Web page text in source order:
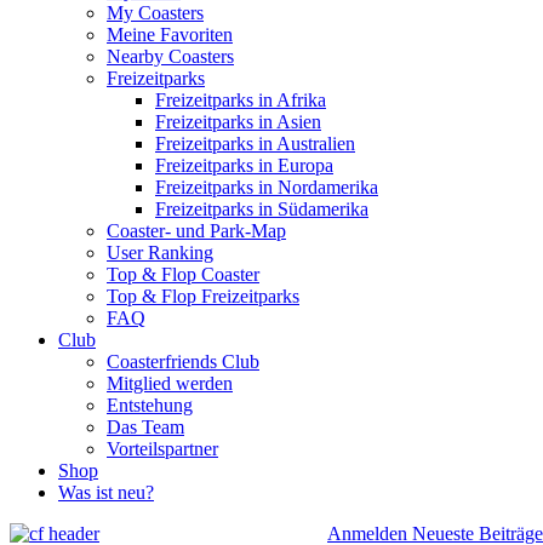
My Coasters
Meine Favoriten
Nearby Coasters
Freizeitparks
Freizeitparks in Afrika
Freizeitparks in Asien
Freizeitparks in Australien
Freizeitparks in Europa
Freizeitparks in Nordamerika
Freizeitparks in Südamerika
Coaster- und Park-Map
User Ranking
Top & Flop Coaster
Top & Flop Freizeitparks
FAQ
Club
Coasterfriends Club
Mitglied werden
Entstehung
Das Team
Vorteilspartner
Shop
Was ist neu?
Anmelden Neueste Beiträge